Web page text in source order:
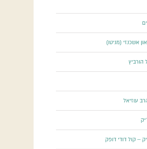
אשכנזי (מניטו)
הורביץ
עוזיאל
– קול דודי דופק